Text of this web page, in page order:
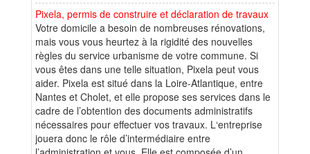
Pixela, permis de construire et déclaration de travaux
Votre domicile a besoin de nombreuses rénovations,
mais vous vous heurtez à la rigidité des nouvelles
règles du service urbanisme de votre commune. Si
vous êtes dans une telle situation, Pixela peut vous
aider. Pixela est situé dans la Loire-Atlantique, entre
Nantes et Cholet, et elle propose ses services dans le
cadre de l’obtention des documents administratifs
nécessaires pour effectuer vos travaux. L‘entreprise
jouera donc le rôle d’intermédiaire entre